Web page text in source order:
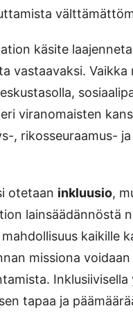
käsite
vastaavaksi. Vaikka
viranomaisten
, rikosseuraamus-
otetaan inkluusio,
lainsäädännöstä
kaikille
missiona
Inklusiivisella
tapaa ja